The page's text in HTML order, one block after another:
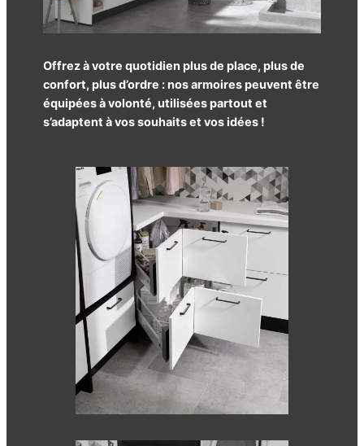
Offrez à votre quotidien plus de place, plus de
confort, plus d’ordre : nos armoires peuvent être
équipées à volonté, utilisées partout et
s’adaptent à vos souhaits et vos idées !